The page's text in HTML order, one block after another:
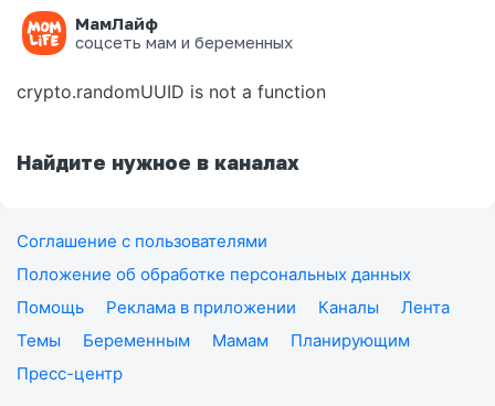
МамЛайф
соцсеть мам и беременных
Ошибка на странице
crypto.randomUUID is not a function
Найдите нужное в каналах
Соглашение с пользователями
Положение об обработке персональных данных
Помощь
Реклама в приложении Каналы
Лента
Темы
Беременным Мамам
Планирующим
Пресс-центр